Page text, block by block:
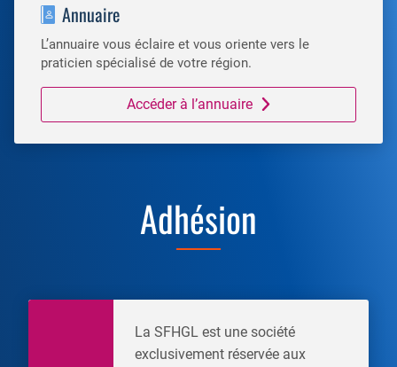
Annuaire
L’annuaire vous éclaire et vous oriente vers le
praticien spécialisé de votre région.
Accéder à l’annuaire
Adhésion
La SFHGL est une société
exclusivement réservée aux